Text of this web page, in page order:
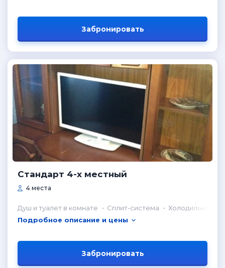
Забронировать
Стандарт 4-х местный
4 места
Душ и туалет в комнате Сплит-система
Холодильник в
Подробное описание и цены
Забронировать